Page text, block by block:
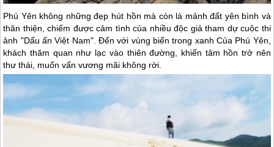
Phú Yên không những đẹp hút hồn mà còn là mảnh đất yên bình và
thân thiện, chiếm được cảm tình của nhiều độc giả tham dự cuộc thi
ảnh "Dấu ấn Việt Nam". Đến với vùng biển trong xanh Của Phú Yên
khách thăm quan như lạc vào thiên đường, khiến tâm hồn trở nên
thư thái, muốn vấn vương mãi không rời.